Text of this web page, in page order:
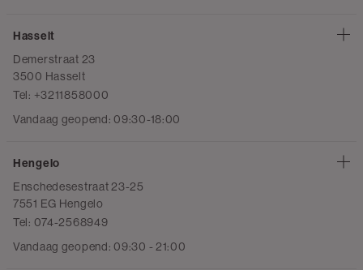
Hasselt
Demerstraat 23
3500 Hasselt
Tel: +3211858000
Vandaag geopend: 09:30-18:00
Hengelo
Enschedesestraat 23-25
7551 EG Hengelo
Tel: 074-2568949
Vandaag geopend: 09:30 - 21:00